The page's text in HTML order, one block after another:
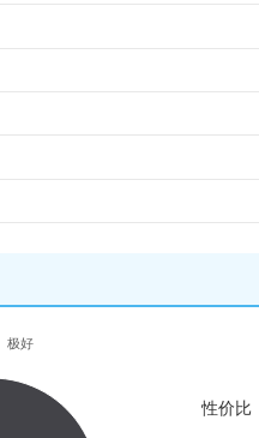
极好
性价比